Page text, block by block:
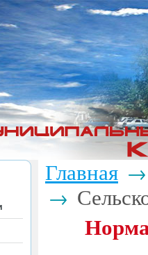
Главная →
→